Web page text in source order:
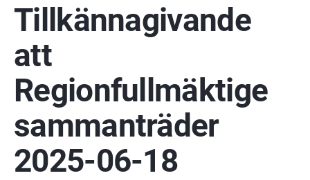
Tillkännagivande
att
Regionfullmäktige
sammanträder
2025-06-18